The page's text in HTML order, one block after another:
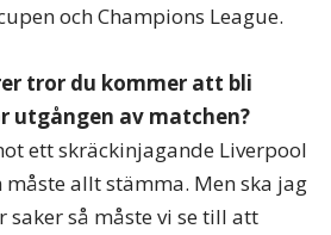
och Champions League.
tror du kommer att bli
utgången av matchen?
ett skräckinjagande Liverpool
allt stämma. Men ska jag
saker så måste vi se till att